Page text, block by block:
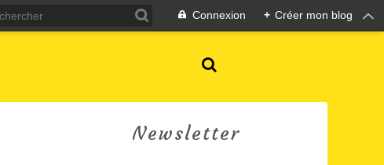
Connexion + Créer mon blog
Newsletter